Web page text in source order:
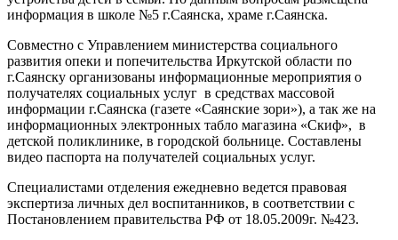
информация в школе №5 г.Саянска, храме г.Саянска.
Совместно с Управлением министерства социального
развития опеки и попечительства Иркутской области по
г.Саянску организованы информационные мероприятия о
получателях социальных услуг в средствах массовой
информации г.Саянска (газете «Саянские зори»), а так же на
информационных электронных табло магазина «Скиф», в
детской поликлинике, в городской больнице. Составлены
видео паспорта на получателей социальных услуг.
Специалистами отделения ежедневно ведется правовая
экспертиза личных дел воспитанников, в соответствии с
Постановлением правительства РФ от 18.05.2009г. №423.